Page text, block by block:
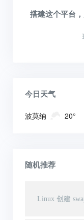
搭建这个平台
今日天气
波莫纳 20°
随机推荐
Linux 创建